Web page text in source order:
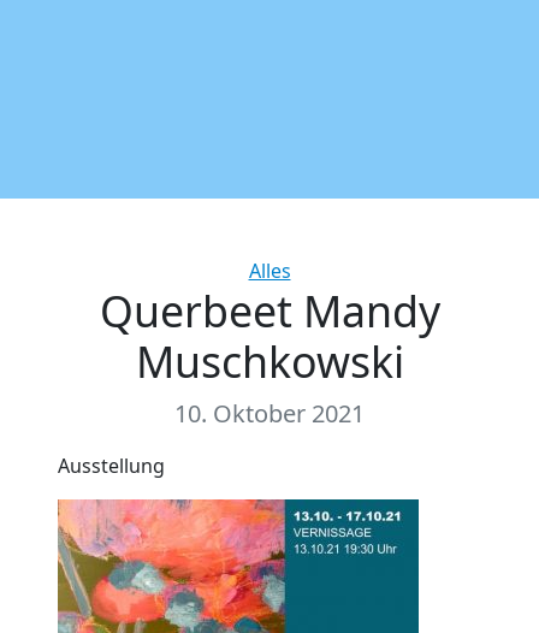
Categories
Alles
Querbeet Mandy
Muschkowski
10. Oktober 2021
Ausstellung